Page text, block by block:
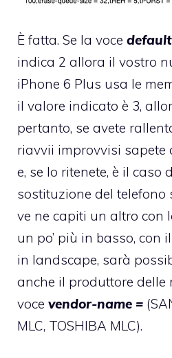
È fatta. Se la voce
indica 2 allora il vostro
iPhone 6 Plus usa le
il valore indicato è 3,
pertanto, se avete
riavvii improvvisi sapete
e, se lo ritenete, è il caso
sostituzione del telefono
ve ne capiti un altro con
un po’ più in basso, con
in landscape, sarà
anche il produttore delle
voce vendor-name =
MLC, TOSHIBA MLC).